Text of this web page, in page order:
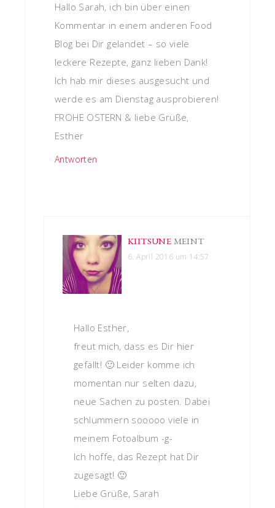
Hallo Sarah, ich bin über einen
Kommentar in einem anderen Food
Blog bei Dir gelandet – so viele
leckere Rezepte, ganz lieben Dank!
Ich hab mir dieses ausgesucht und
werde es am Dienstag ausprobieren!
FROHE OSTERN & liebe Grüße,
Esther
Antworten
KIITSUNE MEINT
6. April 2016 um 14:57
Hallo Esther,
freut mich, dass es Dir hier
gefällt! 🙂 Leider komme ich
momentan nur selten dazu,
neue Sachen zu posten. Dabei
schlummern sooooo viele in
meinem Fotoalbum -g-
Ich hoffe, das Rezept hat Dir
zugesagt! 🙂
Liebe Grüße, Sarah